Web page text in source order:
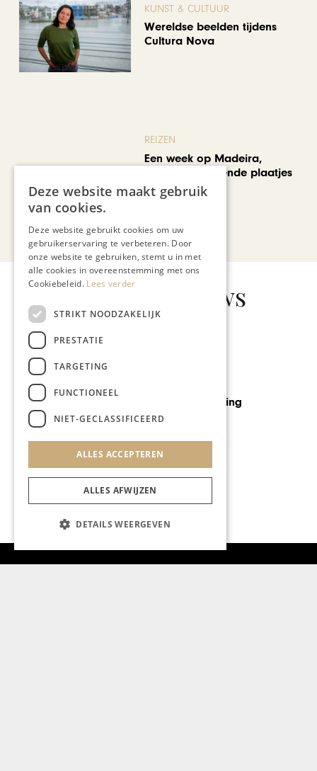
KUNST & CULTUUR
Wereldse beelden tijdens
Cultura Nova
REIZEN
Een week op Madeira,
voorbij de bekende plaatjes
Bekijk alle artikelen
Gerelateerd nieuws
Domein Aldenborgh,
biologische wijn uit Eys
Deze website maakt gebruik
van cookies.
Deze website gebruikt cookies om uw
gebruikerservaring te verbeteren. Door
onze website te gebruiken, stemt u in met
alle cookies in overeenstemming met ons
Cookiebeleid. Lees verder
STRIKT NOODZAKELIJK
PRESTATIE
TARGETING
FUNCTIONEEL
NIET-GECLASSIFICEERD
ALLES ACCEPTEREN
ALLES AFWIJZEN
DETAILS WEERGEVEN